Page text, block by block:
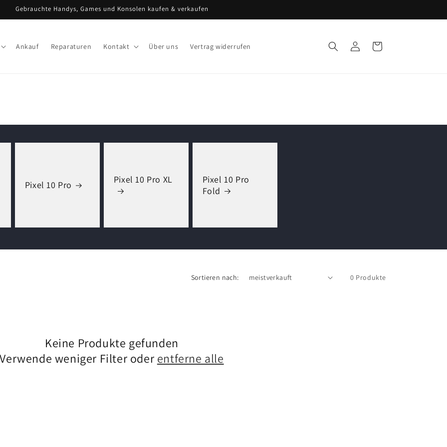
Gebrauchte Handys, Games und Konsolen kaufen & verkaufen
Ankauf Reparaturen Kontakt Über uns Vertrag widerrufen EinloggenWarenkorb
Pixel 10 Pro Pixel 10 Pro XL
Pixel 10 Pro
Fold
Sortieren nach: 0 Produkte
Keine Produkte gefunden
Verwende weniger Filter oder entferne alle